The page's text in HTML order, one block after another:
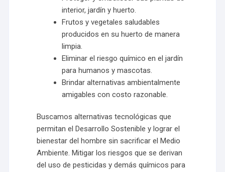
interior, jardín y huerto.
Frutos y vegetales saludables
producidos en su huerto de manera
limpia.
Eliminar el riesgo químico en el jardín
para humanos y mascotas.
Brindar alternativas ambientalmente
amigables con costo razonable.
Buscamos alternativas tecnológicas que
permitan el Desarrollo Sostenible y lograr el
bienestar del hombre sin sacrificar el Medio
Ambiente. Mitigar los riesgos que se derivan
del uso de pesticidas y demás químicos para